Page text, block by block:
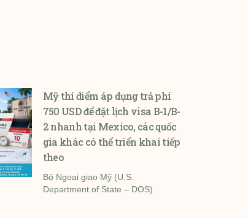
Mỹ thí điểm áp dụng trả phí
750 USD để đặt lịch visa B-1/B-
2 nhanh tại Mexico, các quốc
gia khác có thể triển khai tiếp
theo
Bộ Ngoại giao Mỹ (U.S.
Department of State – DOS)